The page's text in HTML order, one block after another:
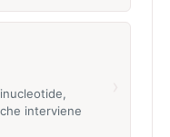
interviene